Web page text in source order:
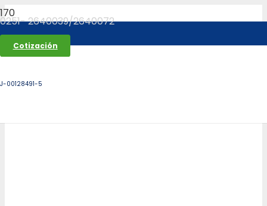
0251- 2640039/2640072
Cotización
J-00128491-5